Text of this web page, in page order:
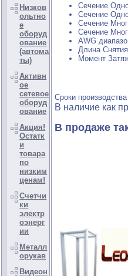
Низков
ольтно
е
оборуд
ование
(автома
ты)
Активн
ое
сетевое
оборуд
ование
Акция!
Остатк
и
товара
по
низким
ценам!
Счетчи
ки
электр
оэнерг
ии
Металл
орукав
Видеон
Сечение
Сечение
Сечение
Сечение
AWG
Длина
Момент
Сроки производства
В наличие как
В продаже